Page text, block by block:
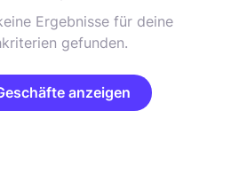
Ergebnisse für deine
gefunden.
anzeigen